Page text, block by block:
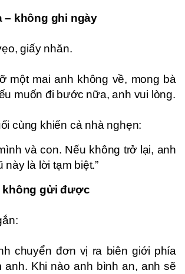
– không ghi ngày
giấy nhăn.
một mai anh không về, mong bà
muốn đi bước nữa, anh vui lòng.
cùng khiến cả nhà nghẹn:
và con. Nếu không trở lại, anh
này là lời tạm biệt.”
không gửi được
chuyển đơn vị ra biên giới phía
anh. Khi nào anh bình an, anh sẽ